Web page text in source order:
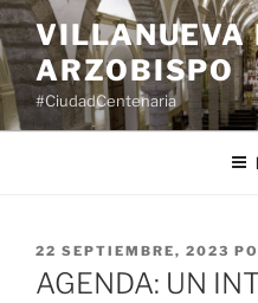
Saltar
al
contenido
VILLANUEVA
ARZOBISPO
#CiudadCentenaria
PUBLICADO
EL
22 SEPTIEMBRE, 2023
AGENDA: UN